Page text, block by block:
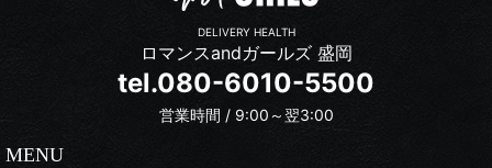
DELIVERY HEALTH
ロマンスandガールズ 盛岡
tel.080-6010-5500
営業時間 / 9:00～翌3:00
MENU